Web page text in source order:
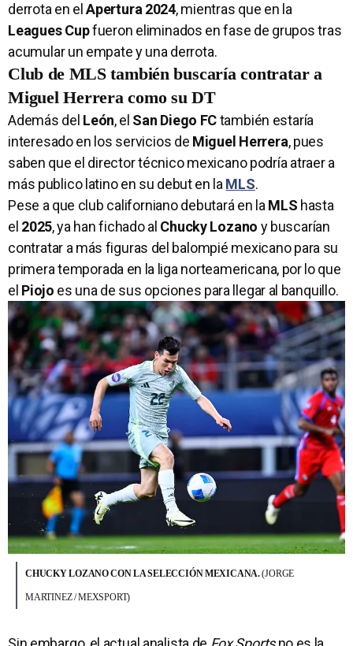
derrota en elApertura 2024, mientras que en la
Leagues Cupfueron eliminados en fase de grupos tras
acumular un empate y una derrota.
Club de MLS también buscaría contratar a
Miguel Herrera como su DT
Además del León, el San Diego FCtambién estaría
interesado en los servicios de Miguel Herrera, pues
saben que el director técnico mexicano podría atraer a
más publico latino en su debut en la MLS.
Pese a que club californiano debutará en la MLS hasta
el 2025, ya han fichado al Chucky Lozano y buscarían
contratar a más figuras del balompié mexicano para su
primera temporada en la liga norteamericana, por lo que
el Piojo es una de sus opciones para llegar al banquillo.
CHUCKY LOZANO CON LA SELECCIÓN MEXICANA.(JORGE
MARTINEZ / MEXSPORT)